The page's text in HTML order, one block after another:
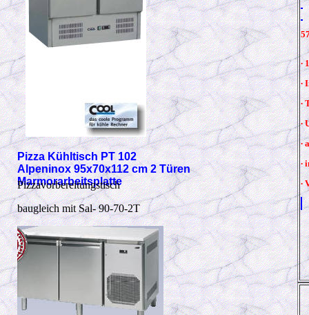
Pizza Kühltisch PT 102
Alpeninox 95x70x112 cm 2 Türen
Marmorarbeitsplatte
Pizzavorbereitungstisch
baugleich mit Sal- 90-70-2T
∙
∙
∙
∙
∙
∙
∙